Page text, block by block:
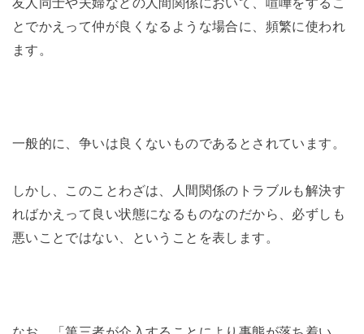
とでかえって仲が良くなるような場合に、頻繁に使われ
ます。
一般的に、争いは良くないものであるとされています。
しかし、このことわざは、人間関係のトラブルも解決す
ればかえって良い状態になるものなのだから、必ずしも
悪いことではない、ということを表します。